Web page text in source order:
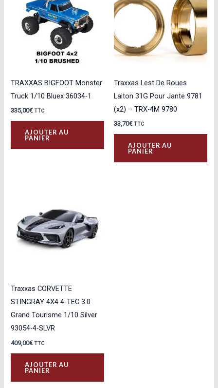
TRAXXAS BIGFOOT Monster
Truck 1/10 Bluex 36034-1
335,00€ TTC
AJOUTER AU
PANIER
Traxxas Lest De Roues
Laiton 31G Pour Jante 9781
(x2) – TRX-4M 9780
33,70€ TTC
AJOUTER AU
PANIER
Traxxas CORVETTE
STINGRAY 4X4 4-TEC 3.0
Grand Tourisme 1/10 Silver
93054-4-SLVR
409,00€ TTC
AJOUTER AU
PANIER